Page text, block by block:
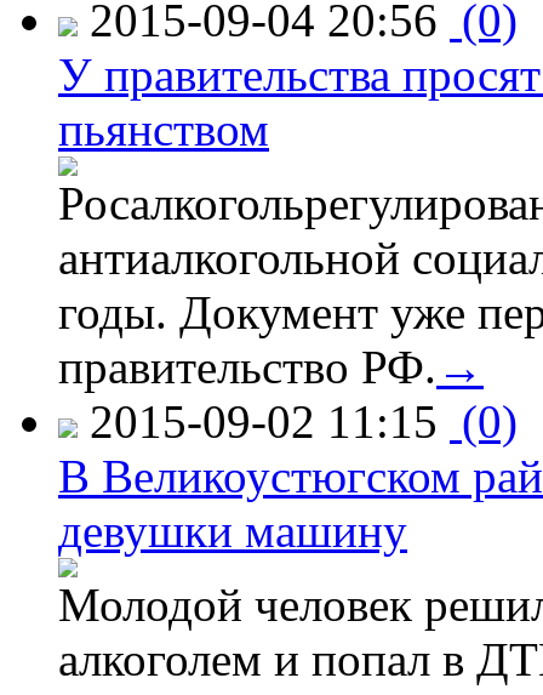
2015-09-04 20:56 (0)
У правительства
пьянством
антиалкогольной
годы. Документ уже
правительство РФ. →
2015-09-02 11:15 (0)
В Великоустюгском
девушки машину
Молодой человек
алкоголем и попал в